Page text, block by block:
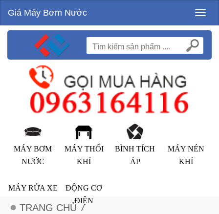
Giá Máy Bơm Nước
MÁY BƠM
NƯỚC
MÁY THỔI
KHÍ
BÌNH TÍCH
ÁP
MÁY NÉN
KHÍ
MÁY RỬA XE
ĐỘNG CƠ
ĐIỆN
TRANG CHỦ /